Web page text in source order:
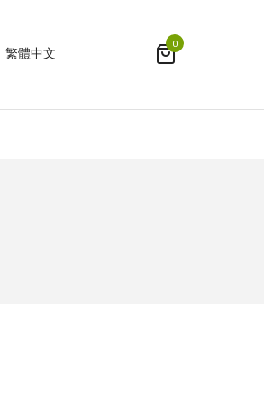
繁體中文
0